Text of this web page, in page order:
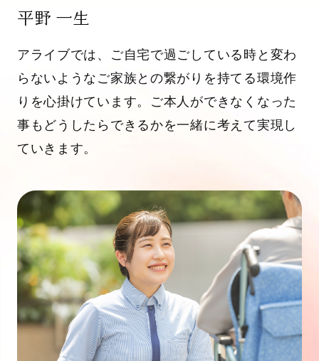
平野 一生
アライブでは、ご自宅で過ごしている時と変わ
らないようなご家族との繋がりを持てる環境作
りを心掛けています。ご本人ができなくなった
事もどうしたらできるかを一緒に考えて実現し
ていきます。